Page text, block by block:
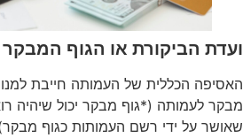
ועדת הביקורת או הגוף המבקר
האסיפה הכללית של העמותה חייבת
מבקר לעמותה (*גוף מבקר יכול שיהיה
שאושר על ידי רשם העמותות כגוף